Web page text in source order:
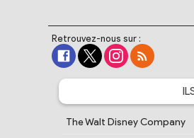
Retrouvez-nous sur :
The Walt Disney Company